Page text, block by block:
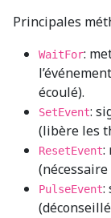
Principales
WaitFor:
écoulé).
SetEvent:
(libère les
ResetEvent:
PulseEvent: